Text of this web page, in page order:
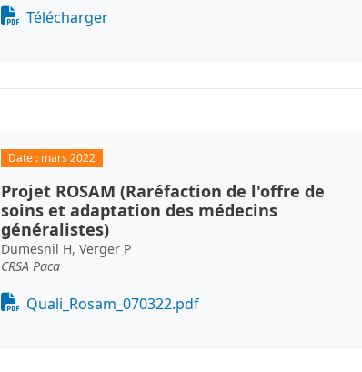
Document
Télécharger
Date : mars 2022
Projet ROSAM (Raréfaction de l'offre de
soins et adaptation des médecins
généralistes)
Dumesnil H, Verger P
CRSA Paca
Document
Quali_Rosam_070322.pdf